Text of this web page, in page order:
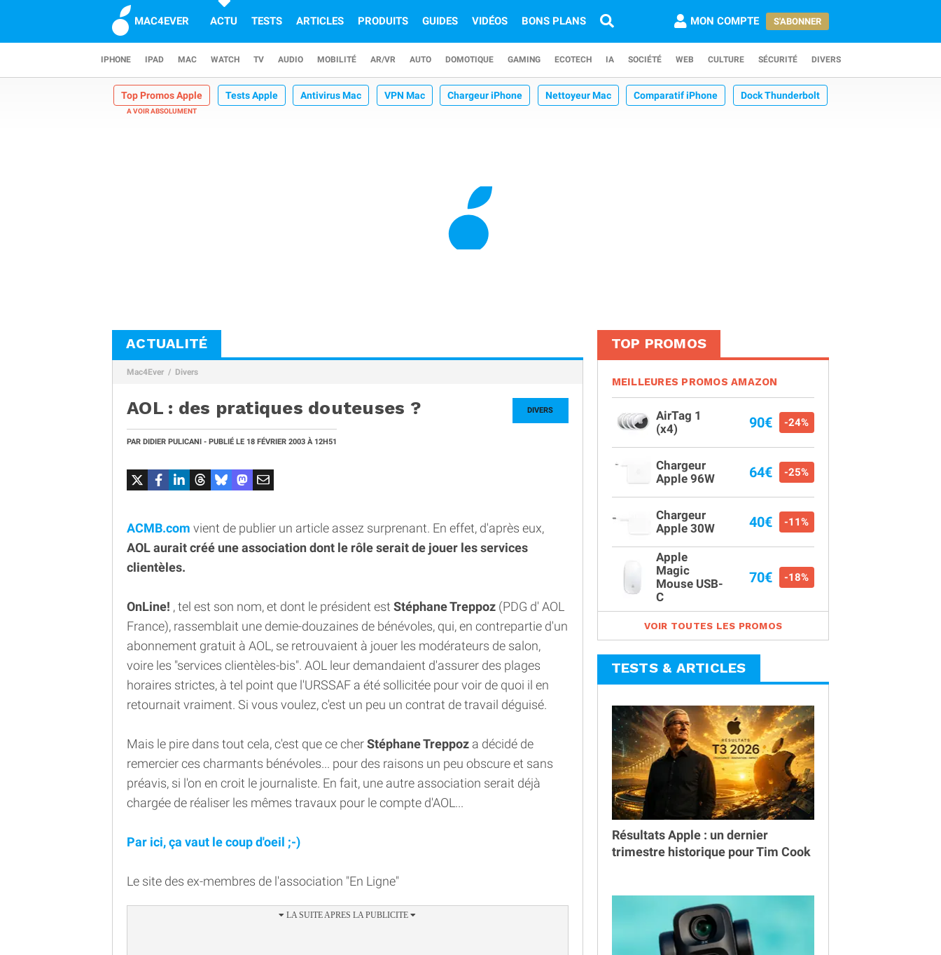
MAC4EVER ACTU TESTS ARTICLES PRODUITS GUIDES VIDÉOS BONS PLANS MON COMPTE S'ABONNER
IPHONE IPAD MAC WATCH TV AUDIO MOBILITÉ AR/VR AUTO DOMOTIQUE GAMING ECOTECH IA SOCIÉTÉ WEB CULTURE SÉCURITÉ DIVERS
Top Promos Apple Tests Apple Antivirus Mac VPN Mac Chargeur iPhone Nettoyeur Mac Comparatif iPhone Dock Thunderbolt
ACTUALITÉ
Mac4Ever Divers
DIVERS
AOL : des pratiques douteuses ?
PAR DIDIER PULICANI - PUBLIÉ LE 18 FÉVRIER 2003 À 12H51
ACMB.com vient de publier un article assez surprenant. En effet, d'après eux,
AOL aurait créé une association dont le rôle serait de jouer les services
clientèles.
OnLine! , tel est son nom, et dont le président est Stéphane Treppoz (PDG d' AOL
France), rassemblait une demie-douzaines de bénévoles, qui, en contrepartie d'un
abonnement gratuit à AOL, se retrouvaient à jouer les modérateurs de salon,
voire les "services clientèles-bis". AOL leur demandaient d'assurer des plages
horaires strictes, à tel point que l'URSSAF a été sollicitée pour voir de quoi il en
retournait vraiment. Si vous voulez, c'est un peu un contrat de travail déguisé.
Mais le pire dans tout cela, c'est que ce cherStéphane Treppoz a décidé de
remercier ces charmants bénévoles... pour des raisons un peu obscure et sans
préavis, si l'on en croit le journaliste. En fait, une autre association serait déjà
chargée de réaliser les mêmes travaux pour le compte d'AOL...
Par ici, ça vaut le coup d'oeil ;-)
Le site des ex-membres de l'association "En Ligne"
TOP PROMOS
MEILLEURES PROMOS AMAZON
AirTag 1
(x4)
90€ -24%
Chargeur
Apple 96W
64€ -25%
Chargeur
Apple 30W
40€ -11%
Apple
Magic
Mouse USB-
C
70€ -18%
VOIR TOUTES LES PROMOS
TESTS & ARTICLES
Résultats Apple : un dernier
trimestre historique pour Tim Cook